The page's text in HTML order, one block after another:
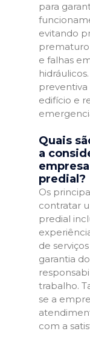
para
evitando
e falhas
edifício e
Quais
a
predial?
Os
contratar
predial
de
garantia
trabalho.
se a
com a